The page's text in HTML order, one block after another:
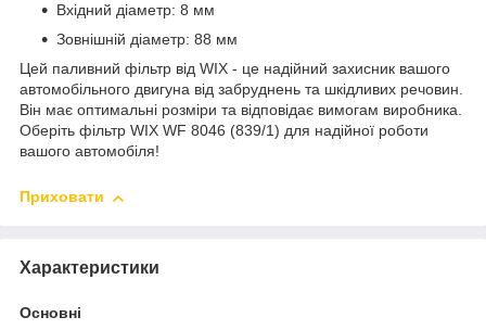
Вхідний діаметр: 8 мм
Зовнішній діаметр: 88 мм
Цей паливний фільтр від WIX - це надійний захисник вашого
автомобільного двигуна від забруднень та шкідливих речовин.
Він має оптимальні розміри та відповідає вимогам виробника.
Оберіть фільтр WIX WF 8046 (839/1) для надійної роботи
вашого автомобіля!
Приховати
Характеристики
Основні